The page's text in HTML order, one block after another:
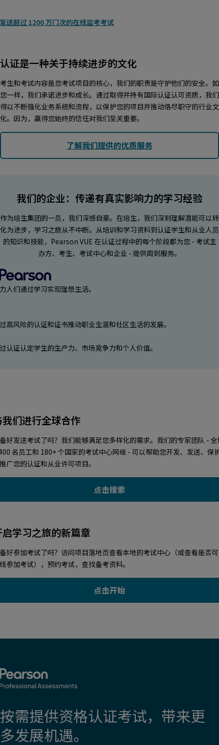
发送超过 1200 万门次的在线监考考试
认证是一种关于持续进步的文化
考生和考试内容是您考试项目的核心，我们的职责是守护他们的安全。如
您一样，我们承诺进步和成长。通过取得并持有国际认证认可资质，我们
得以不断强化业务系统和流程，以保护您的项目并推动恪尽职守的行业文
化。因为，赢得您始终的信任对我们至关重要。
了解我们提供的优质服务
我们的企业：传递有真实影响力的学习经验
作为培生集团的一员，我们深感自豪。在培生，我们深刻理解潜能可以转
化为进步，学习之旅从不中断。从培训和学习资料到认证学生和从业人员
的知识和技能，Pearson VUE 在认证过程中的每个阶段都为您 - 考试主
办方、考生、考试中心和企业 - 提供周到服务。
人们通过学习实现理想生活。
高风险的认证和证书推动职业生涯和社区生活的发展。
认证认定学生的生产力、市场竞争力和个人价值。
们进行全球合作
好发送考试了吗？我们能够满足您多样化的需求。我们的专家团队 -
名员工和 180+ 个国家的考试中心网络 - 可以帮助您开发、发送、保
广您的认证和从业许可项目。
点击搜索
学习之旅的新篇章
好参加考试了吗？访问项目落地页查看本地的考试中心（或查看是否
参加考试），预约考试，查找备考资料。
点击开始
按需提供资格认证考试，带来更
多发展机遇。